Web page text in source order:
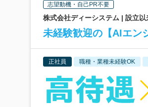
志望動機・自己PR不要
株式会社ディーシステム | 設立
未経験歓迎の【AIエン
正社員 職種・業種未経験OK